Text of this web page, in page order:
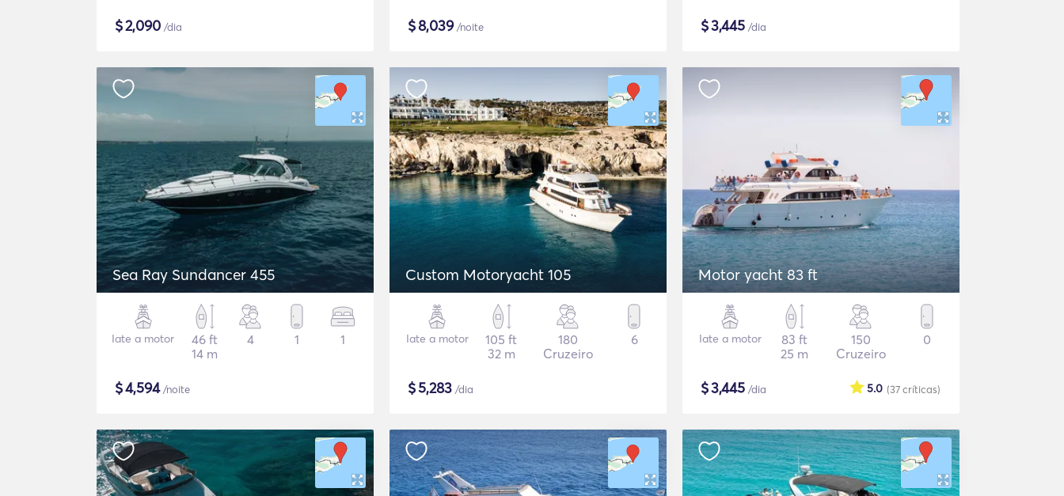
$2,090 /dia $8,039/noite $3,445 /dia
Sea Ray Sundancer 455
Iate a motor
46 ft
14 m
4 1 1
$4,594/noite
Custom Motoryacht 105
Iate a motor
105 ft
32 m
180
Cruzeiro
6
$5,283 /dia
Motor yacht 83 ft
Iate a motor
83 ft
25 m
150
Cruzeiro
0
$3,445 /dia (37críticas)
5.0